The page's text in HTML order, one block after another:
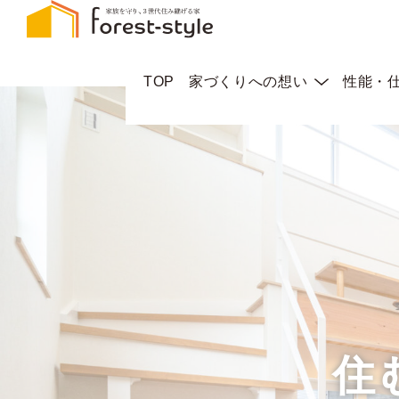
TOP 家づくりへの想い 性能・
住